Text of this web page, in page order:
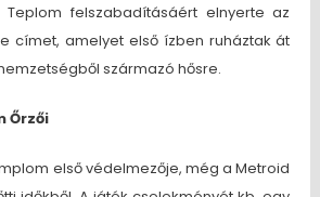
felszabadításáért elnyerte az
címet, amelyet első ízben ruháztak át
származó hősre.
Őrzői
első védelmezője, még a Metroid